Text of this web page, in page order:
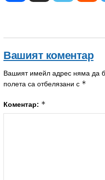
Вашият коментар
Вашият имейл адрес няма да
полета са отбелязани с *
Коментар: *